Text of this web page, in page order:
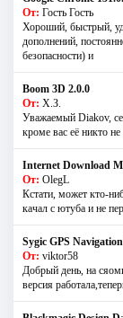
От: Гость Гость
Хороший, быстрый,
дополнений,
безопасности) и
Boom 3D 2.0.0
От: Х.З.
Уважаемый Diakov,
кроме вас её никто
Internet Download
От: OlegL
Кстати, может кто-
качал с ютуба и не
Sygic GPS
От: viktor58
Добрый день, на
версия